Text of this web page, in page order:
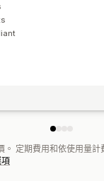
。 定期費用和依使用量